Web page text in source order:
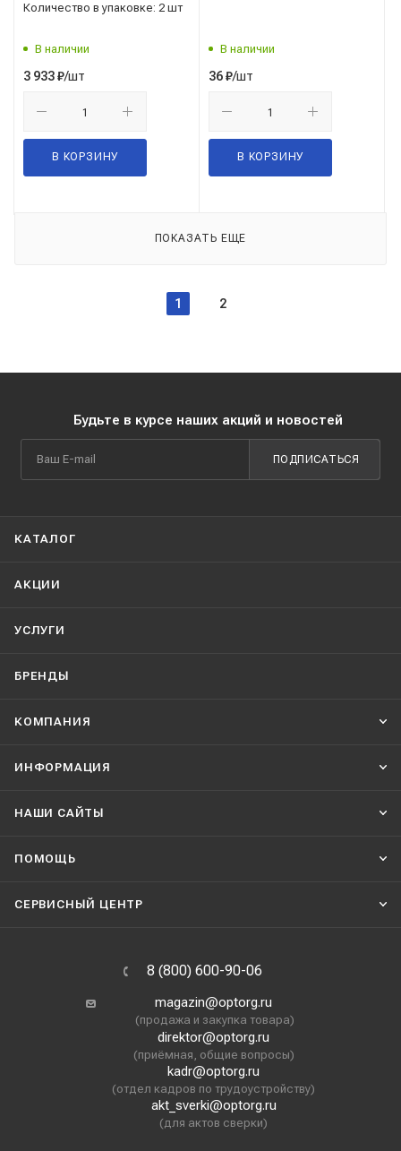
Количество в упаковке: 2 шт
В наличии
3 933₽/шт
В КОРЗИНУ
В наличии
36₽/шт
В КОРЗИНУ
ПОКАЗАТЬ ЕЩЕ
1 2
Будьте в курсе наших акций и новостей
ПОДПИСАТЬСЯ
КАТАЛОГ
АКЦИИ
УСЛУГИ
БРЕНДЫ
КОМПАНИЯ
ИНФОРМАЦИЯ
НАШИ CАЙТЫ
ПОМОЩЬ
СЕРВИСНЫЙ ЦЕНТР
8 (800) 600-90-06
magazin@optorg.ru
(продажа и закупка товара)
direktor@optorg.ru
(приёмная, общие вопросы)
kadr@optorg.ru
(отдел кадров по трудоустройству)
akt_sverki@optorg.ru
(для актов сверки)